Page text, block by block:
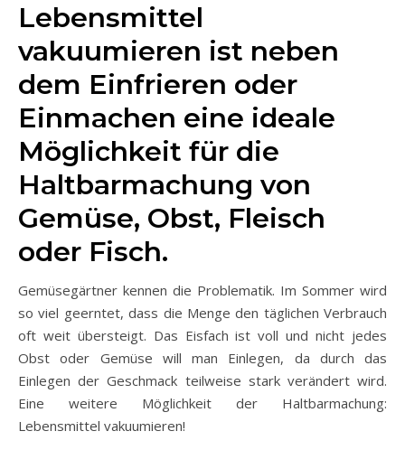
Lebensmittel
vakuumieren ist neben
dem Einfrieren oder
Einmachen eine ideale
Möglichkeit für die
Haltbarmachung von
Gemüse, Obst, Fleisch
oder Fisch.
Gemüsegärtner kennen die Problematik. Im Sommer wird
so viel geerntet, dass die Menge den täglichen Verbrauch
oft weit übersteigt. Das Eisfach ist voll und nicht jedes
Obst oder Gemüse will man Einlegen, da durch das
Einlegen der Geschmack teilweise stark verändert wird.
Eine weitere Möglichkeit der Haltbarmachung:
Lebensmittel vakuumieren!